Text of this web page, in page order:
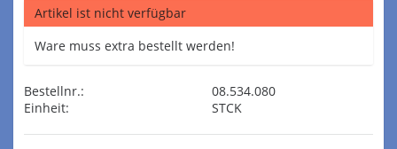
Artikel ist nicht verfügbar
Ware muss extra bestellt werden!
Bestellnr.:
08.534.080
Einheit:
STCK